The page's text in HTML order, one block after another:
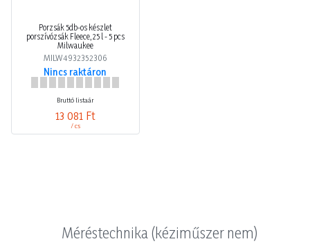
Porzsák 5db-os készlet
porszívózsák Fleece, 25 l - 5 pcs
Milwaukee
MILW4932352306
Nincs raktáron
Bruttó listaár
13 081 Ft
/ cs
Méréstechnika (kéziműszer nem)